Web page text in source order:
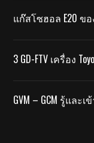
แก๊สโซฮอล E20
3 GD-FTV เครื่อง
GVM – GCM รู้และ